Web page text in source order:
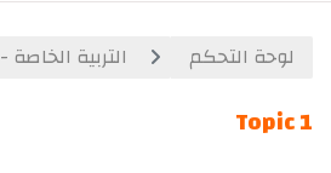
لوحة التحكم التربية الخاصة -1-
Topic 1